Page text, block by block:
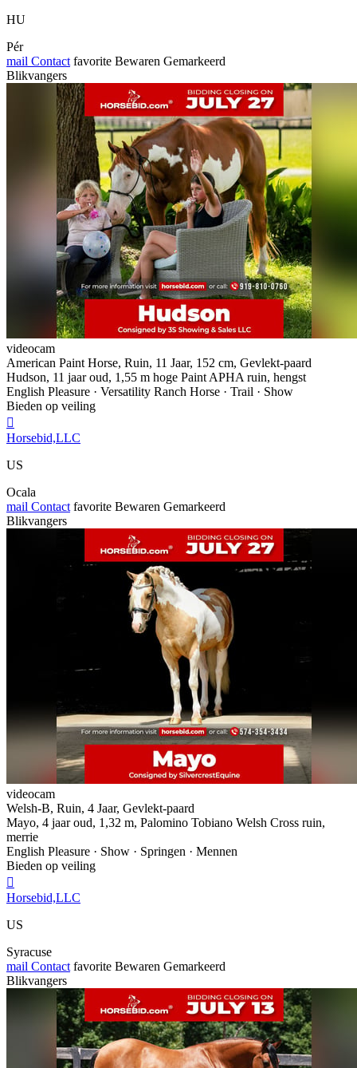
HU
Pér
mail Contact favorite Bewaren Gemarkeerd
Blikvangers
videocam
American Paint Horse, Ruin, 11 Jaar, 152 cm, Gevlekt-paard
Hudson, 11 jaar oud, 1,55 m hoge Paint APHA ruin, hengst
English Pleasure · Versatility Ranch Horse · Trail · Show
Bieden op veiling

Horsebid,LLC
US
Ocala
mail Contact favorite Bewaren Gemarkeerd
Blikvangers
videocam
Welsh-B, Ruin, 4 Jaar, Gevlekt-paard
Mayo, 4 jaar oud, 1,32 m, Palomino Tobiano Welsh Cross ruin,
merrie
English Pleasure · Show · Springen · Mennen
Bieden op veiling

Horsebid,LLC
US
Syracuse
mail Contact favorite Bewaren Gemarkeerd
Blikvangers